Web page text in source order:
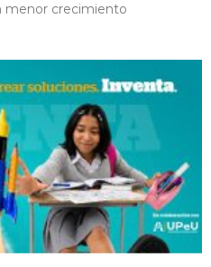
menor crecimiento